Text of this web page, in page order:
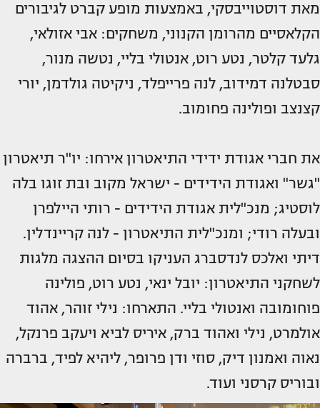
מאת דוסטוייבסקי, באמצעות מופע קברט לגיבורים
הקלאסיים מהרומן הקנוני, משחקים: אבי אזולאי,
גלעד קלטר, נטע רוט, אנטולי בליי, נטשה מנור,
סבטלנה דמידוב, לנה פרייפלד, ניקיטה גולדמן, יורי
קצנצב ופולינה פחומוב.
את חברי אגודת ידידי התיאטרון אירחו: יו"ר תיאטרון
"גשר" ואגודת הידידים - ישראל מקוב ובת זוגו בלה
לוסטיג; מנכ"לית אגודת הידידים - רותי היילפרן
ובעלה רודי; ומנכ"לית התיאטרון - לנה קריינדלין.
דיתי ואלכס לנדסברג העניקו בסיום ההצגה מלגות
לשחקני התיאטרון: יובל ינאי, נטע רוט, פולינה
פוחומובה ואנטולי בליי. התארחו: נילי זוהר, אהוד
אולמרט, נילי ואהוד ברק, איריס לביא ויעקב פרנקל,
נאוה ואמנון דיק, סוזי ודן פרופר, ליהיא לפיד, ברברה
ובוריס קרסני ועוד.